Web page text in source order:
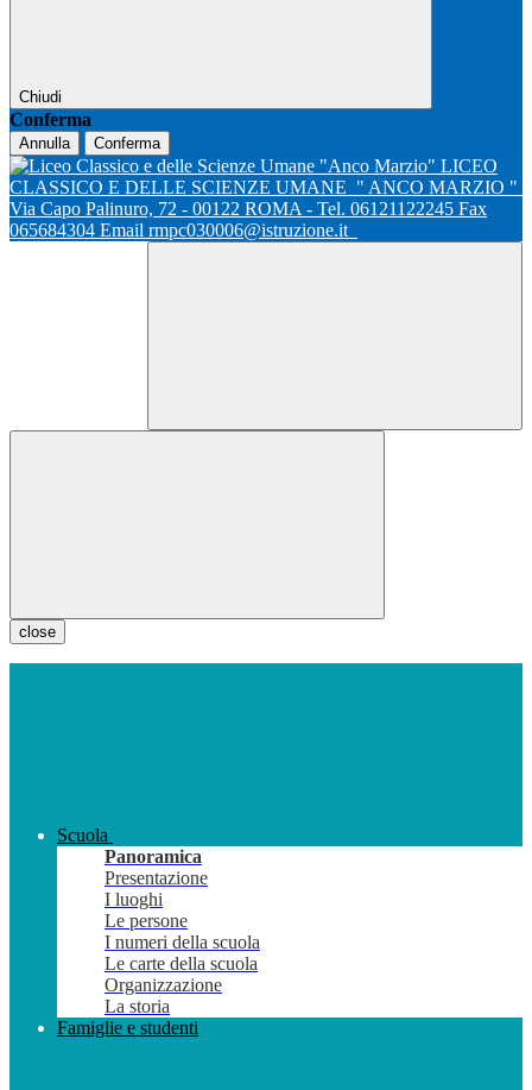
Chiudi
Conferma
Annulla Conferma
LICEO
CLASSICO E DELLE SCIENZE UMANE " ANCO MARZIO "
Via Capo Palinuro, 72 - 00122 ROMA - Tel. 06121122245 Fax
065684304 Email rmpc030006@istruzione.it
close
Scuola
Panoramica
Presentazione
I luoghi
Le persone
I numeri della scuola
Le carte della scuola
Organizzazione
La storia
Famiglie e studenti